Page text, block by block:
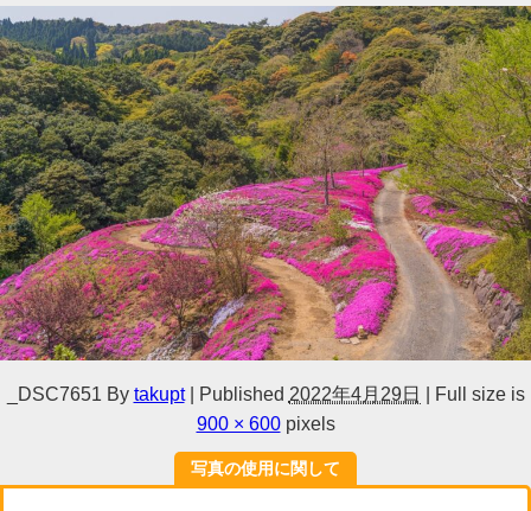
_DSC7651 By takupt Published 2022年4月29日
Full size is
900 × 600pixels
写真の使用に関して